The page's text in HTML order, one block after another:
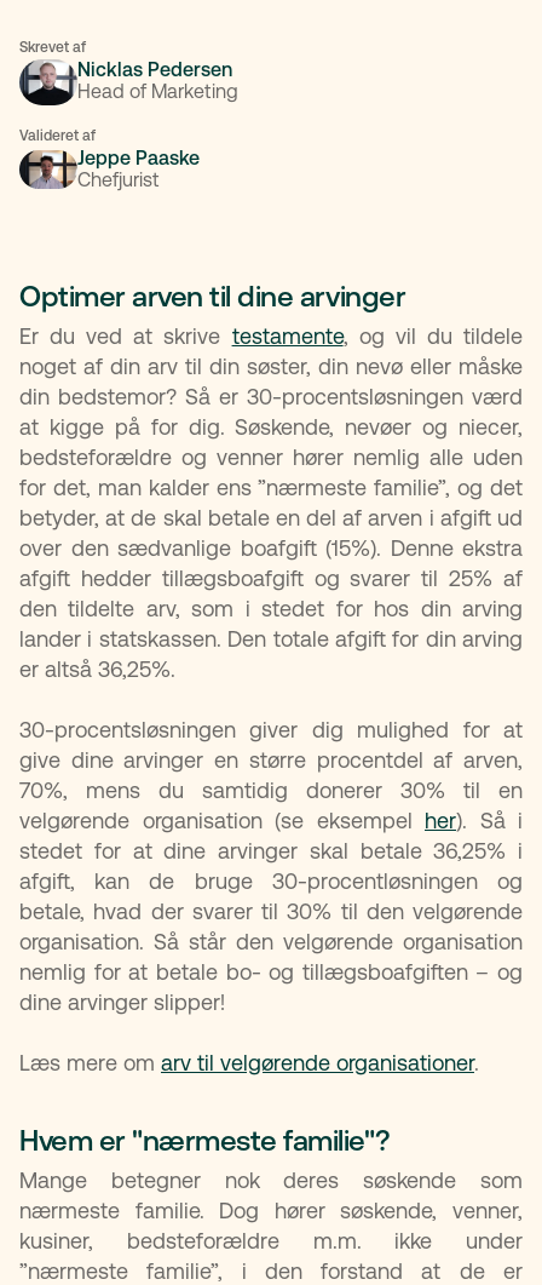
Skrevet af
Nicklas Pedersen
Head of Marketing
Valideret af
Jeppe Paaske
Chefjurist
Optimer arven til dine arvinger
Er du ved at skrive testamente, og vil du tildele
noget af din arv til din søster, din nevø eller måske
din bedstemor? Så er 30-procentsløsningen værd
at kigge på for dig. Søskende, nevøer og niecer,
bedsteforældre og venner hører nemlig alle uden
for det, man kalder ens ”nærmeste familie”, og det
betyder, at de skal betale en del af arven i afgift ud
over den sædvanlige boafgift (15%). Denne ekstra
afgift hedder tillægsboafgift og svarer til 25% af
den tildelte arv, som i stedet for hos din arving
lander i statskassen. Den totale afgift for din arving
er altså 36,25%.
30-procentsløsningen giver dig mulighed for at
give dine arvinger en større procentdel af arven,
70%, mens du samtidig donerer 30% til en
velgørende organisation (se eksempel her). Så i
stedet for at dine arvinger skal betale 36,25% i
afgift, kan de bruge 30-procentløsningen og
betale, hvad der svarer til 30% til den velgørende
organisation. Så står den velgørende organisation
nemlig for at betale bo- og tillægsboafgiften – og
dine arvinger slipper!
Læs mere om arv til velgørende organisationer.
Hvem er "nærmeste familie"?
Mange betegner nok deres søskende som
nærmeste familie. Dog hører søskende, venner,
kusiner, bedsteforældre m.m. ikke under
”nærmeste familie”, i den forstand at de er